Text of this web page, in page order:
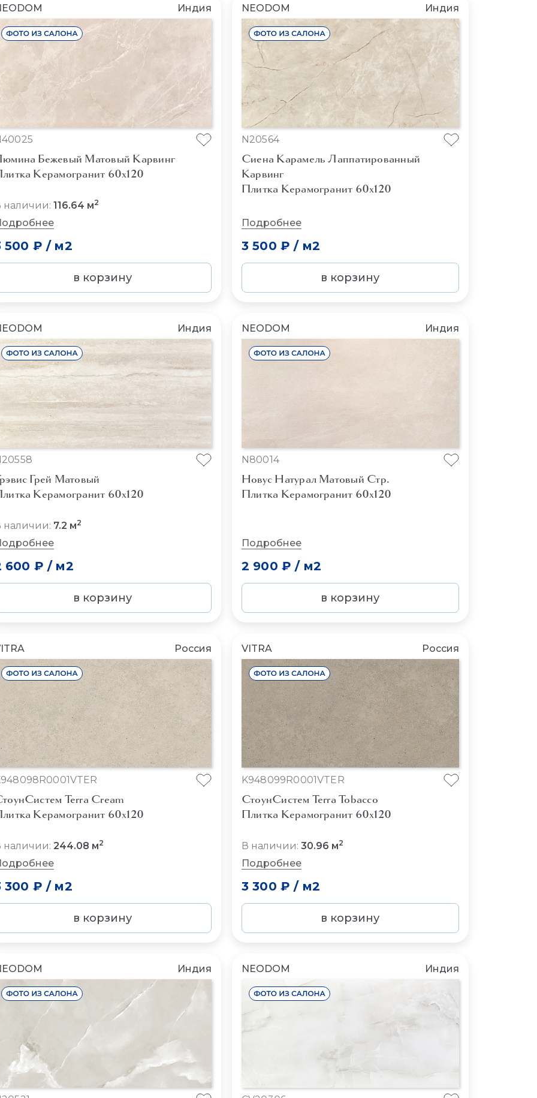
Индия
Бежевый Матовый Карвинг
Керамогранит 60x120
наличии: 116.64 м2
500 ₽ / м2
в корзину
NEODOM Индия
N20564
Сиена Карамель Лаппатированный
Карвинг
Плитка Керамогранит 60x120
Подробнее
3 500 ₽ / м2
в корзину
Индия
Грей Матовый
Керамогранит 60x120
наличии: 7.2 м2
600 ₽ / м2
в корзину
NEODOM Индия
N80014
Новус Натурал Матовый Стр.
Плитка Керамогранит 60x120
Подробнее
2 900 ₽ / м2
в корзину
Россия
Terra Cream
Керамогранит 60x120
наличии: 244.08 м2
300 ₽ / м2
в корзину
VITRA Россия
K948099R0001VTER
СтоунСистем Terra Tobacco
Плитка Керамогранит 60x120
В наличии: 30.96 м2
Подробнее
3 300 ₽ / м2
в корзину
Индия NEODOM Индия